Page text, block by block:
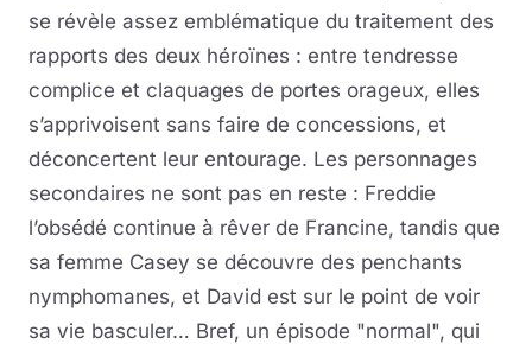
se révèle assez emblématique du traitement des
rapports des deux héroïnes : entre tendresse
complice et claquages de portes orageux, elles
s’apprivoisent sans faire de concessions, et
déconcertent leur entourage. Les personnages
secondaires ne sont pas en reste : Freddie
l’obsédé continue à rêver de Francine, tandis que
sa femme Casey se découvre des penchants
nymphomanes, et David est sur le point de voir
sa vie basculer… Bref, un épisode "normal", qui